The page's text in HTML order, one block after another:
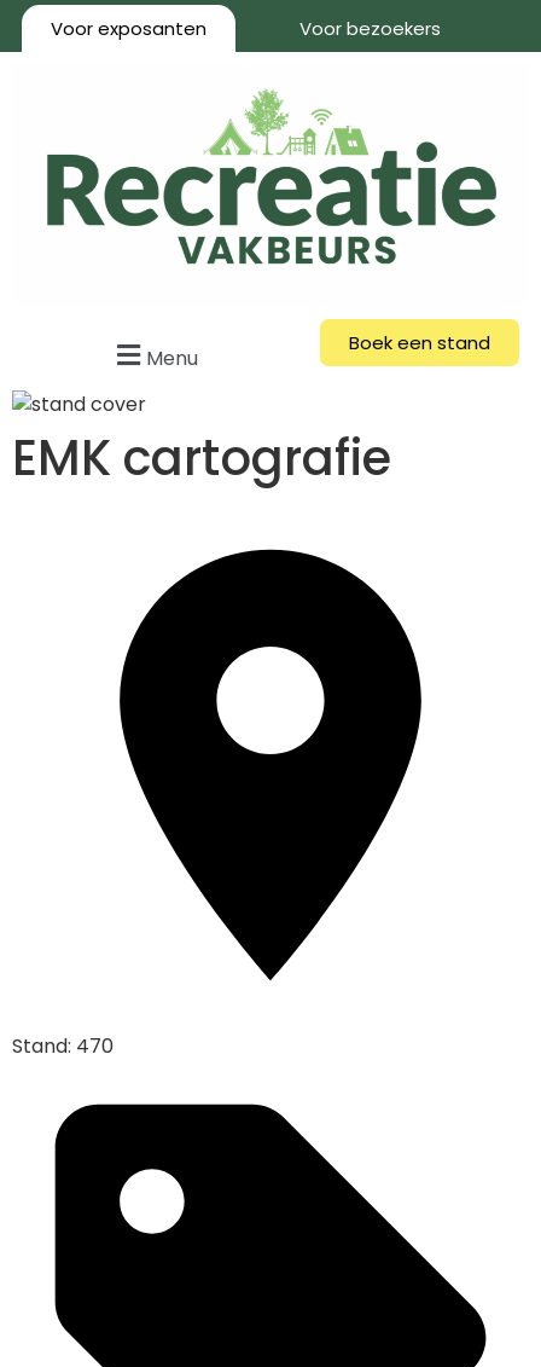
Voor exposanten Voor bezoekers
Menu
Boek een stand
EMK cartografie
Stand: 470